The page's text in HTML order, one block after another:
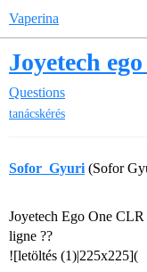
Vaperina
Joyetech
Questions
tanácskérés
Sofor_Gyuri (Sofor
Joyetech Ego One CLR
ligne ??
![letöltés (1)|225x225](